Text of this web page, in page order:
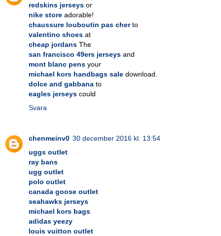
redskins jerseys or
nike store adorable!
chaussure louboutin pas cherto
valentino shoes at
cheap jordans The
san francisco 49ers jerseys and
mont blanc pens your
michael kors handbags sale download.
dolce and gabbana to
eagles jerseys could
Svara
chenmeinv0 30 december 2016 kl. 13:54
uggs outlet
ray bans
ugg outlet
polo outlet
canada goose outlet
seahawks jerseys
michael kors bags
adidas yeezy
louis vuitton outlet